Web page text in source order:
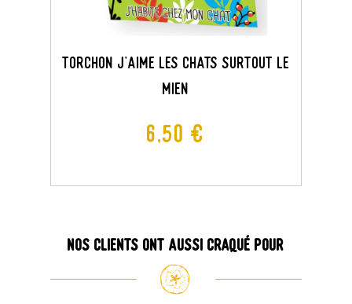
TORCHON J'AIME LES CHATS SURTOUT LE
MIEN
Prix
6,50 €
Nos clients ont aussi craqué pour